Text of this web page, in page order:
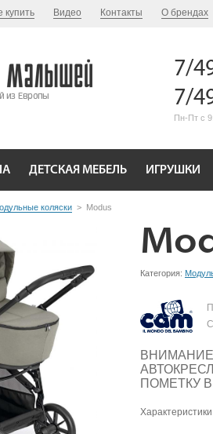
купить Видео Контакты О брендах
7/
7/
Пн-Пт с
ДЕТСКАЯ МЕБЕЛЬ ИГРУШКИ
коляски > Modus
Категория:
ПОМЕТКУ В